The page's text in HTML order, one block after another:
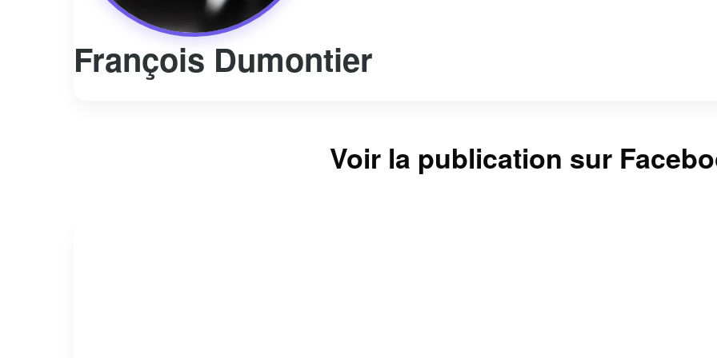
François Dumontier
Voir la publication sur